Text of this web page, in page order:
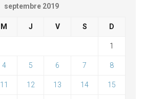
septembre 2019
M J V S D
1
4 5 6 7 8
11 12 13 14 15